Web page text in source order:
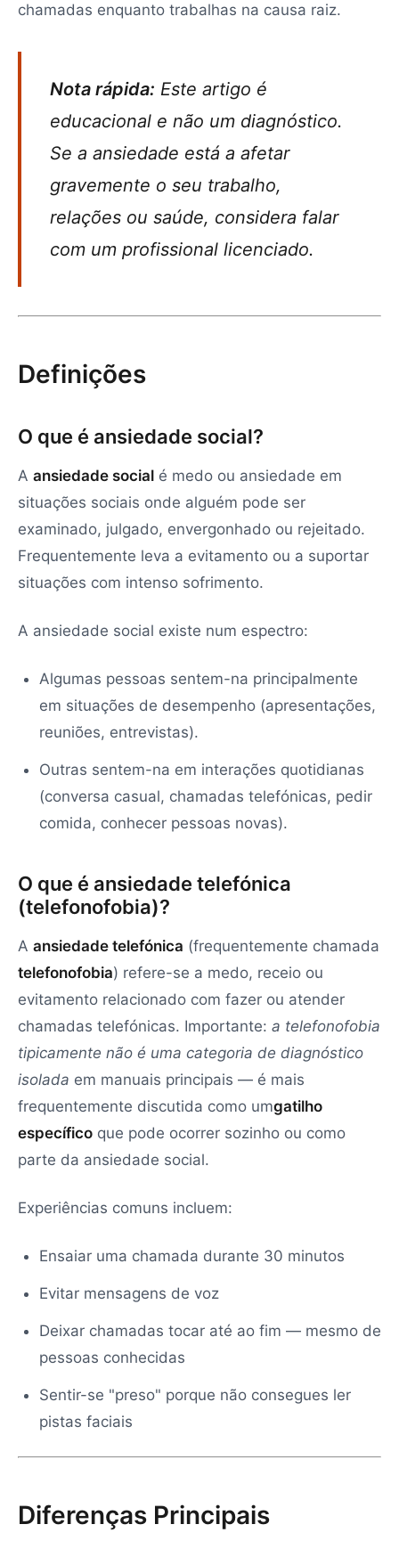
chamadas enquanto trabalhas na causa raiz.
Nota rápida: Este artigo é
educacional e não um diagnóstico.
Se a ansiedade está a afetar
gravemente o seu trabalho,
relações ou saúde, considera falar
com um profissional licenciado.
Definições
O que é ansiedade social?
A ansiedade social é medo ou ansiedade em
situações sociais onde alguém pode ser
examinado, julgado, envergonhado ou rejeitado.
Frequentemente leva a evitamento ou a suportar
situações com intenso sofrimento.
A ansiedade social existe num espectro:
Algumas pessoas sentem-na principalmente
em situações de desempenho (apresentações,
reuniões, entrevistas).
Outras sentem-na em interações quotidianas
(conversa casual, chamadas telefónicas, pedir
comida, conhecer pessoas novas).
O que é ansiedade telefónica
(telefonofobia)?
A ansiedade telefónica (frequentemente chamada
telefonofobia) refere-se a medo, receio ou
evitamento relacionado com fazer ou atender
chamadas telefónicas. Importante: a telefonofobia
tipicamente não é uma categoria de diagnóstico
isolada em manuais principais — é mais
frequentemente discutida como umgatilho
específico que pode ocorrer sozinho ou como
parte da ansiedade social.
Experiências comuns incluem:
Ensaiar uma chamada durante 30 minutos
Evitar mensagens de voz
Deixar chamadas tocar até ao fim — mesmo de
pessoas conhecidas
Sentir-se "preso" porque não consegues ler
pistas faciais
Diferenças Principais